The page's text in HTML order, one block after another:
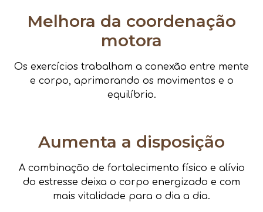
Melhora da coordenação
motora
Os exercícios trabalham a conexão entre mente
e corpo, aprimorando os movimentos e o
equilíbrio.
Aumenta a disposição
A combinação de fortalecimento físico e alívio
do estresse deixa o corpo energizado e com
mais vitalidade para o dia a dia.